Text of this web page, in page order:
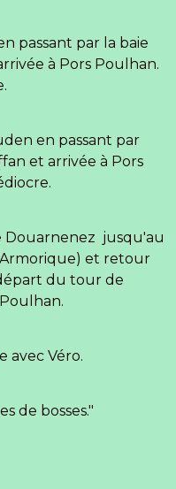
passant par la baie
à Pors Poulhan.
en passant par
et arrivée à Pors
Douarnenez jusqu'au
et retour
du tour de
avec Véro.
de bosses."